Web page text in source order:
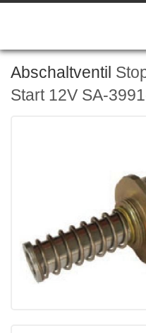
Abschaltventil
Start 12V SA-